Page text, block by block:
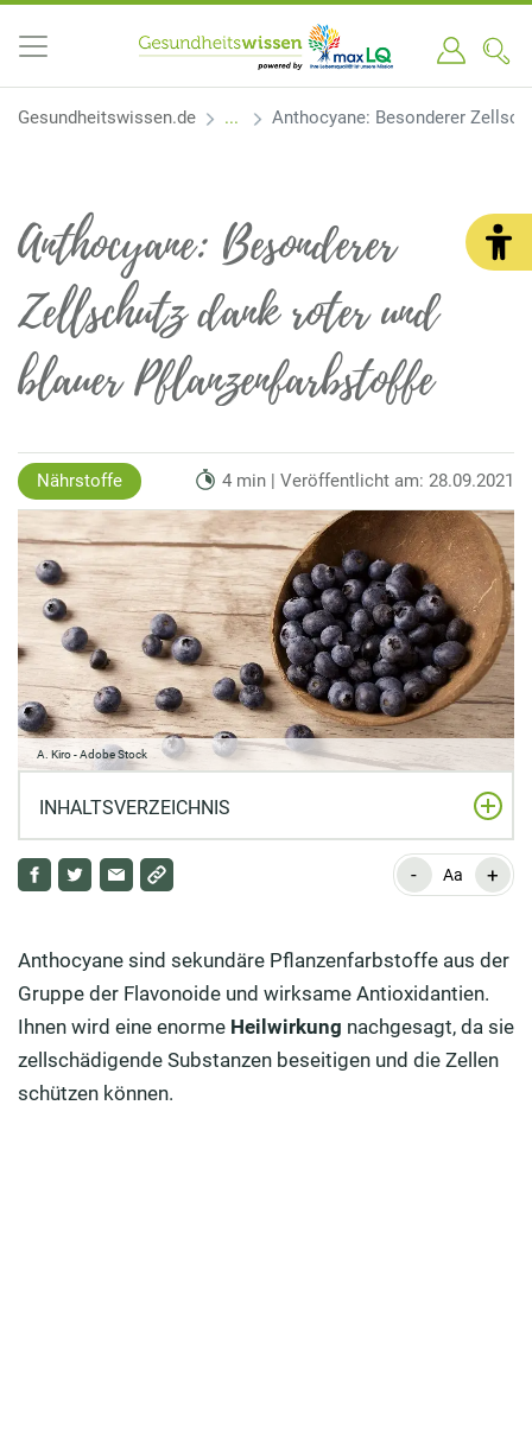
Gesundheitswissen.de Anthocyane: Besonderer
Anthocyane: Besonderer
Zellschutz dank roter und
blauer Pflanzenfarbstoffe
Nährstoffe 4 min | Veröffentlicht am: 28.09.2021
A. Kiro - Adobe Stock
INHALTSVERZEICHNIS
Wie wirken Anthocyane?
Anthocyane bei Parkinson anwenden?
Welche Lebensmittel enthalten besonders viele
Anthocyane?
Anthocyane als Nahrungsergänzungsmittel
- Aa +
Anthocyane sind sekundäre Pflanzenfarbstoffe aus der
Gruppe der Flavonoide und wirksame Antioxidantien.
Ihnen wird eine enorme Heilwirkung nachgesagt, da sie
zellschädigende Substanzen beseitigen und die Zellen
schützen können.